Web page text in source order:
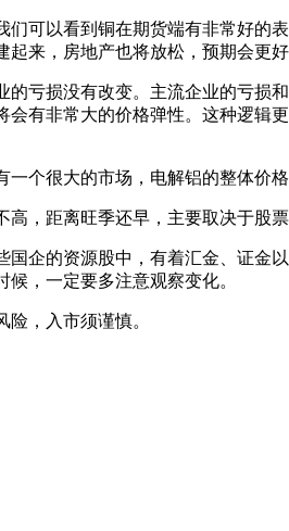
以看到铜在期货端有非常好的
来，房地产也将放松，预期会更
损没有改变。主流企业的亏损
有非常大的价格弹性。这种逻
很大的市场，电解铝的整体价格
距离旺季还早，主要取决于股票
的资源股中，有着汇金、证金
，一定要多注意观察变化。
，入市须谨慎。